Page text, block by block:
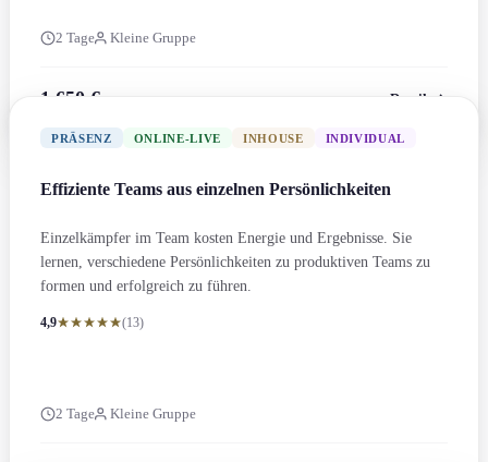
2 Tage Kleine Gruppe
1.650 € Details
PRÄSENZ ONLINE-LIVE INHOUSE INDIVIDUAL
Effiziente Teams aus einzelnen Persönlichkeit­en
Einzelkämpfer im Team kosten Energie und Ergebnisse. Sie
lernen, verschiedene Persönlichkeit­en zu produktiven Teams zu
formen und erfolgreich zu führen.
4,9 (13)
2 Tage Kleine Gruppe